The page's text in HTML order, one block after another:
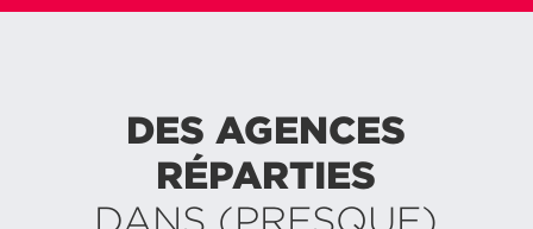
DES AGENCES
RÉPARTIES
DANS (PRESQUE)